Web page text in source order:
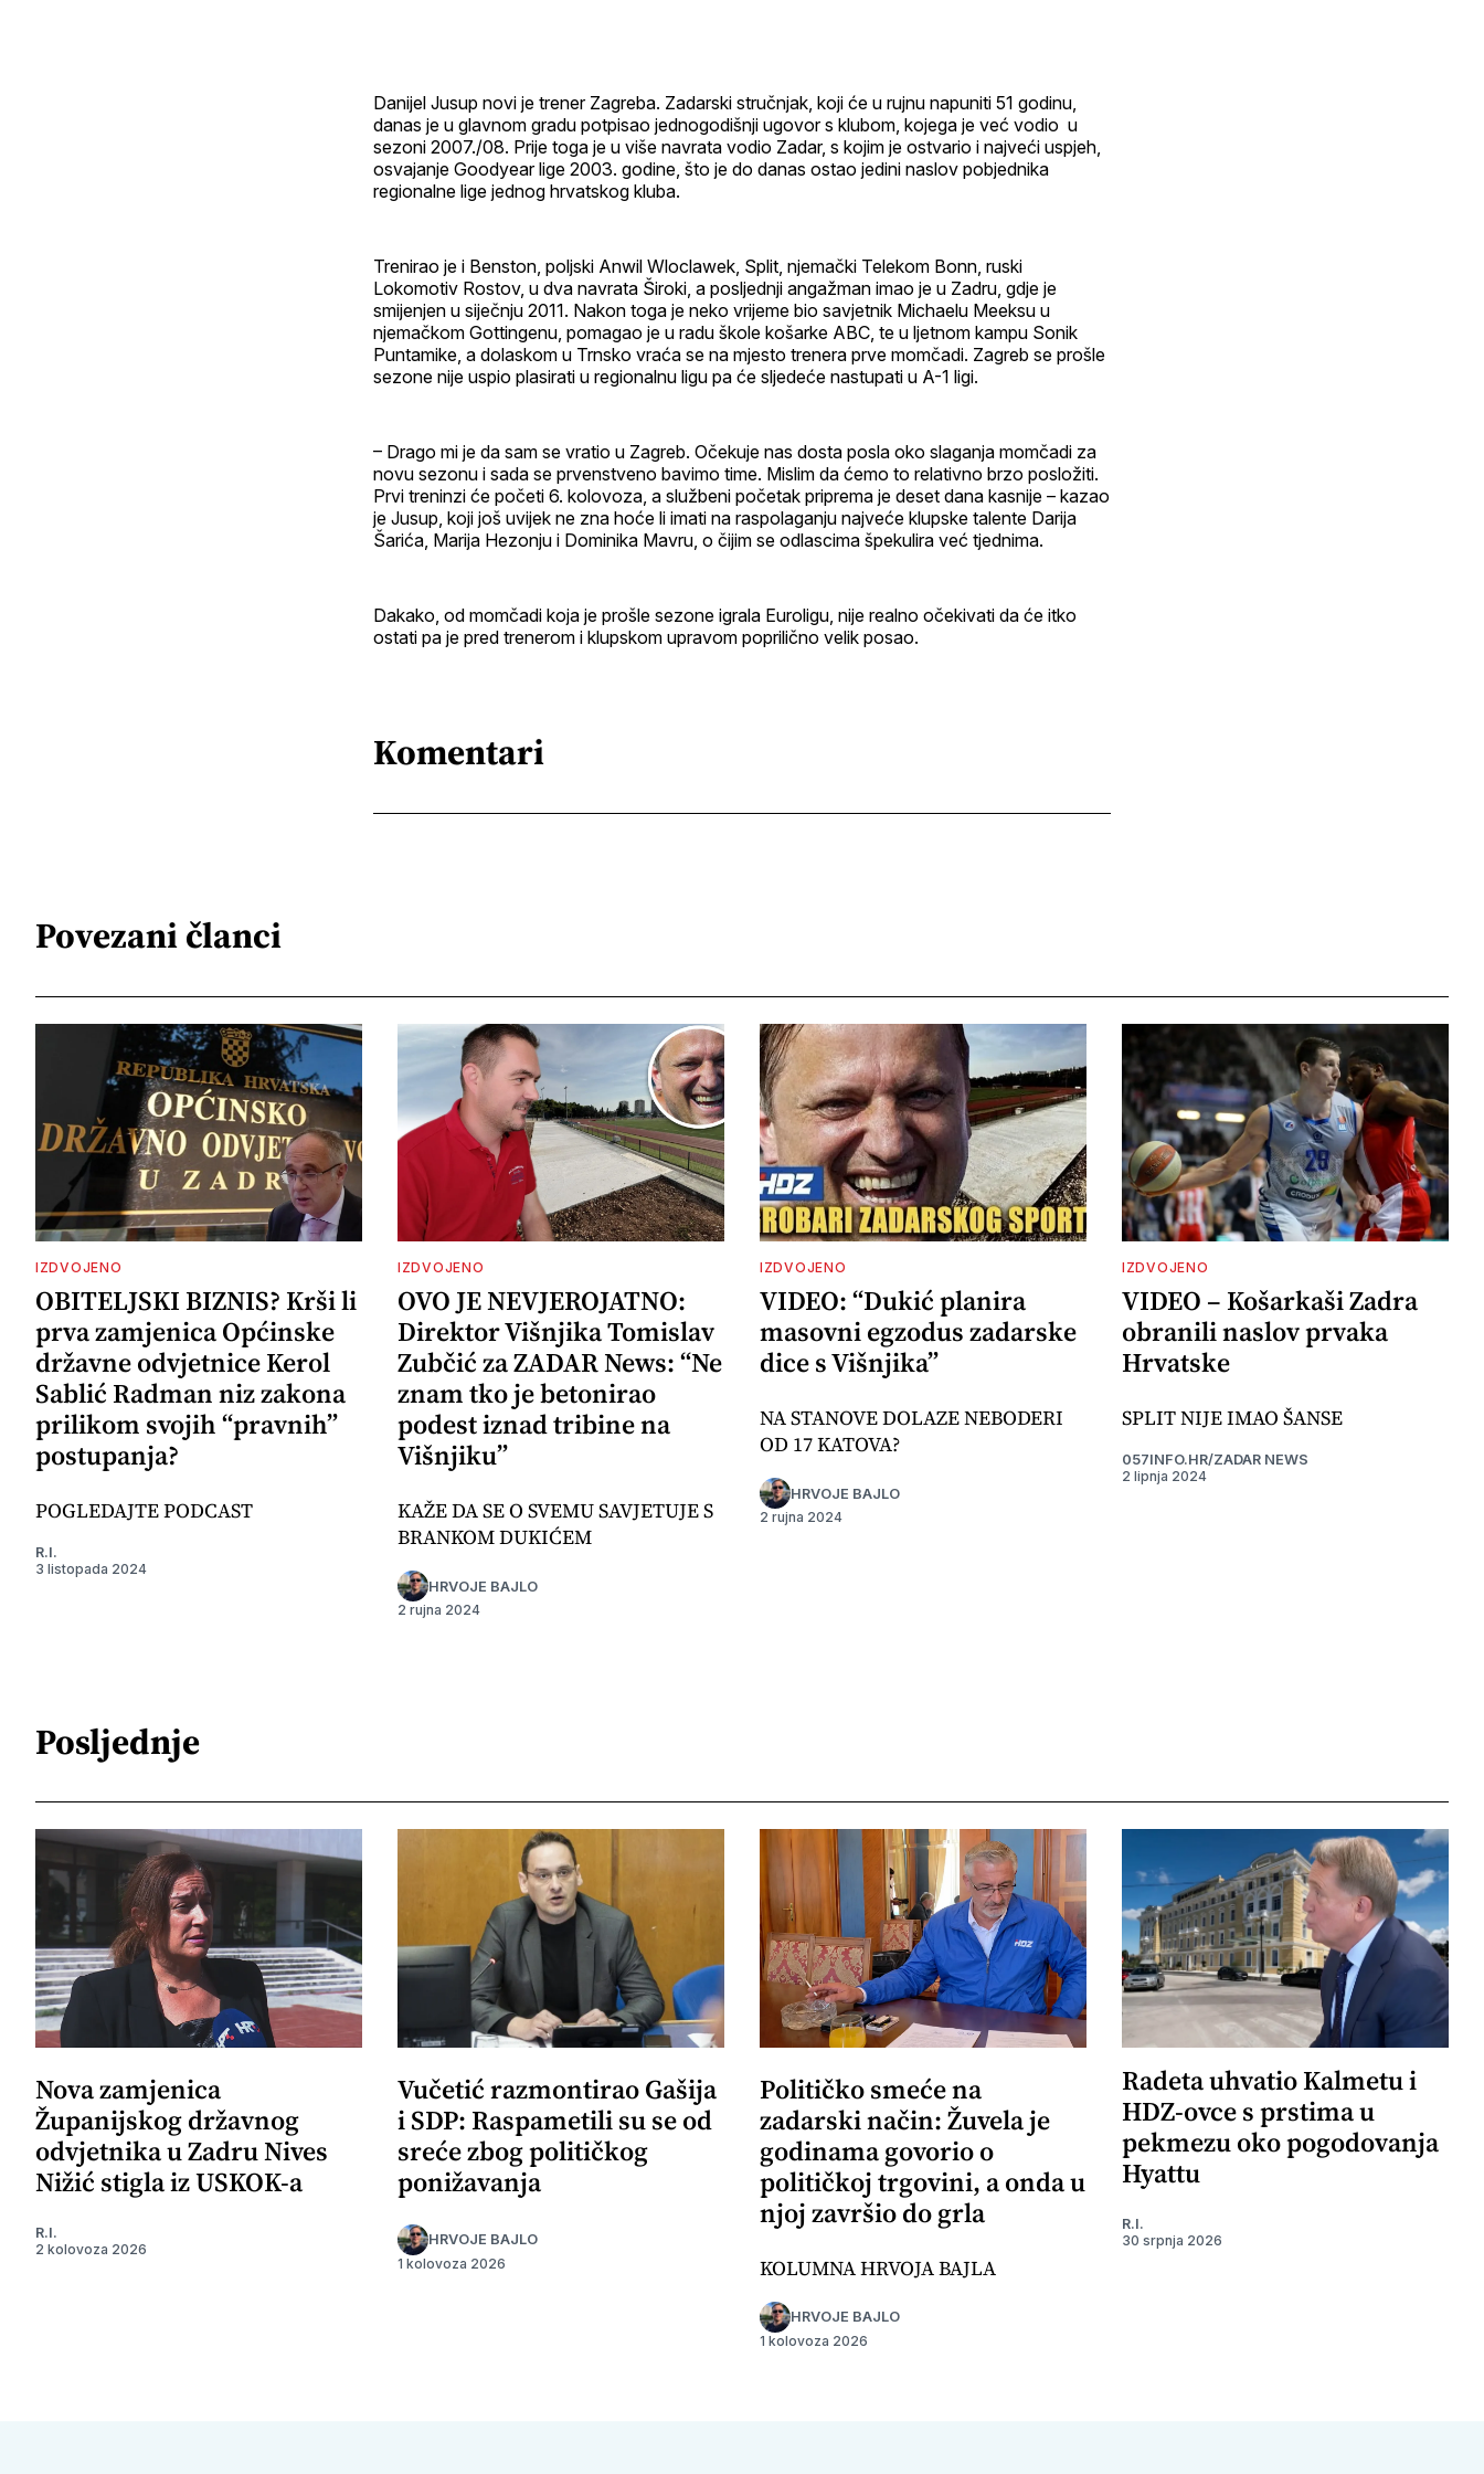
Danijel Jusup novi je trener Zagreba. Zadarski stručnjak, koji će u rujnu napuniti 51 godinu,
danas je u glavnom gradu potpisao jednogodišnji ugovor s klubom, kojega je već vodio u
sezoni 2007./08. Prije toga je u više navrata vodio Zadar, s kojim je ostvario i najveći uspjeh,
osvajanje Goodyear lige 2003. godine, što je do danas ostao jedini naslov pobjednika
regionalne lige jednog hrvatskog kluba.
Trenirao je i Benston, poljski Anwil Wloclawek, Split, njemački Telekom Bonn, ruski
Lokomotiv Rostov, u dva navrata Široki, a posljednji angažman imao je u Zadru, gdje je
smijenjen u siječnju 2011. Nakon toga je neko vrijeme bio savjetnik Michaelu Meeksu u
njemačkom Gottingenu, pomagao je u radu škole košarke ABC, te u ljetnom kampu Sonik
Puntamike, a dolaskom u Trnsko vraća se na mjesto trenera prve momčadi. Zagreb se prošle
sezone nije uspio plasirati u regionalnu ligu pa će sljedeće nastupati u A-1 ligi.
– Drago mi je da sam se vratio u Zagreb. Očekuje nas dosta posla oko slaganja momčadi za
novu sezonu i sada se prvenstveno bavimo time. Mislim da ćemo to relativno brzo posložiti.
Prvi treninzi će početi 6. kolovoza, a službeni početak priprema je deset dana kasnije – kazao
je Jusup, koji još uvijek ne zna hoće li imati na raspolaganju najveće klupske talente Darija
Šarića, Marija Hezonju i Dominika Mavru, o čijim se odlascima špekulira već tjednima.
Dakako, od momčadi koja je prošle sezone igrala Euroligu, nije realno očekivati da će itko
ostati pa je pred trenerom i klupskom upravom poprilično velik posao.
Komentari
Povezani članci
IZDVOJENO
OBITELJSKI BIZNIS? Krši li
prva zamjenica Općinske
državne odvjetnice Kerol
Sablić Radman niz zakona
prilikom svojih “pravnih”
postupanja?
POGLEDAJTE PODCAST
R.I.
3 listopada 2024
IZDVOJENO
OVO JE NEVJEROJATNO:
Direktor Višnjika Tomislav
Zubčić za ZADAR News: “Ne
znam tko je betonirao
podest iznad tribine na
Višnjiku”
KAŽE DA SE O SVEMU SAVJETUJE S
BRANKOM DUKIĆEM
HRVOJE BAJLO
2 rujna 2024
IZDVOJENO
VIDEO: “Dukić planira
masovni egzodus zadarske
dice s Višnjika”
NA STANOVE DOLAZE NEBODERI
OD 17 KATOVA?
HRVOJE BAJLO
2 rujna 2024
IZDVOJENO
VIDEO – Košarkaši Zadra
obranili naslov prvaka
Hrvatske
SPLIT NIJE IMAO ŠANSE
057INFO.HR/ZADAR NEWS
2 lipnja 2024
Posljednje
Nova zamjenica
Županijskog državnog
odvjetnika u Zadru Nives
Nižić stigla iz USKOK-a
R.I.
2 kolovoza 2026
Vučetić razmontirao Gašija
i SDP: Raspametili su se od
sreće zbog političkog
ponižavanja
HRVOJE BAJLO
1 kolovoza 2026
Političko smeće na
zadarski način: Žuvela je
godinama govorio o
političkoj trgovini, a onda u
njoj završio do grla
KOLUMNA HRVOJA BAJLA
HRVOJE BAJLO
1 kolovoza 2026
Radeta uhvatio Kalmetu i
HDZ-ovce s prstima u
pekmezu oko pogodovanja
Hyattu
R.I.
30 srpnja 2026